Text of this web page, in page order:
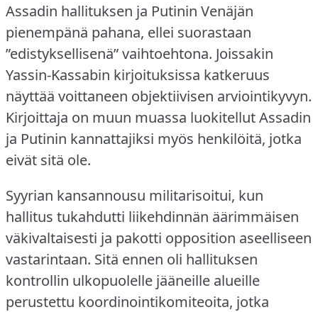
Assadin hallituksen ja Putinin Venäjän
pienempänä pahana, ellei suorastaan
”edistyksellisenä” vaihtoehtona. Joissakin
Yassin-Kassabin kirjoituksissa katkeruus
näyttää voittaneen objektiivisen arviointikyvyn.
Kirjoittaja on muun muassa luokitellut Assadin
ja Putinin kannattajiksi myös henkilöitä, jotka
eivät sitä ole.
Syyrian kansannousu militarisoitui, kun
hallitus tukahdutti liikehdinnän äärimmäisen
väkivaltaisesti ja pakotti opposition aseelliseen
vastarintaan. Sitä ennen oli hallituksen
kontrollin ulkopuolelle jääneille alueille
perustettu koordinointikomiteoita, jotka